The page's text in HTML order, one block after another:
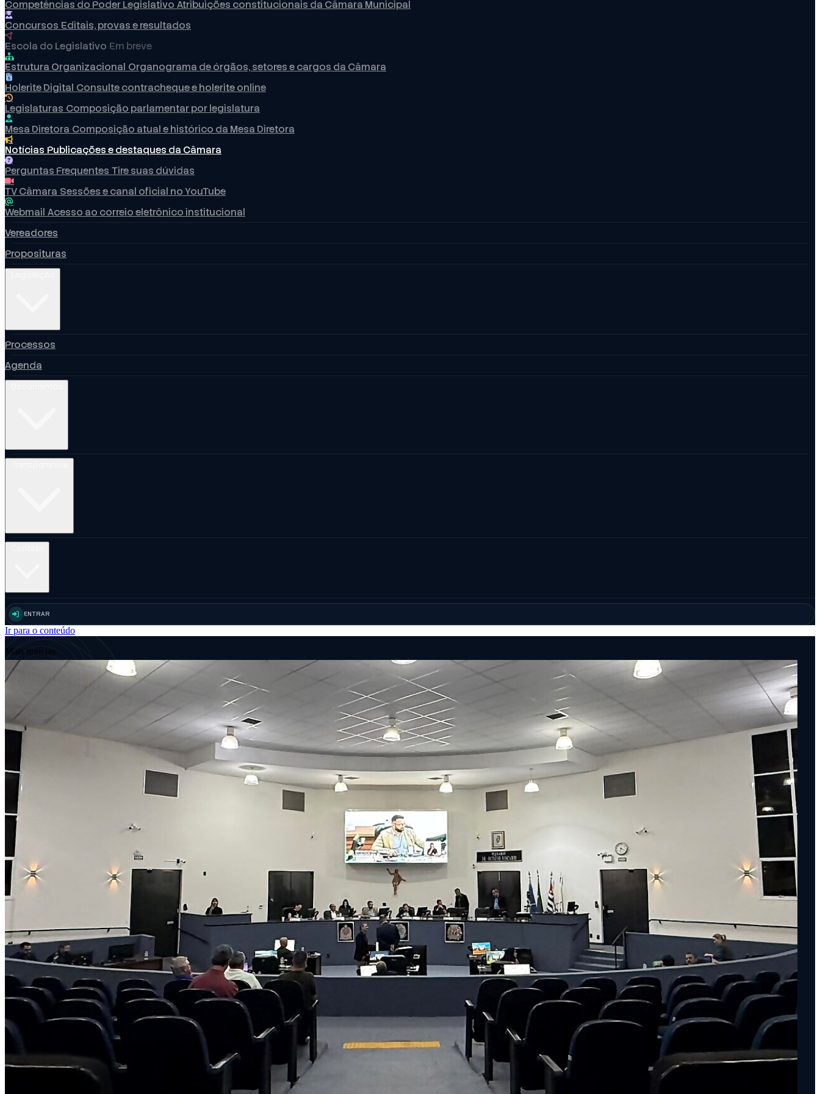
Competências do Poder Legislativo Atribuições constitucionais da Câmara Municipal
Concursos Editais, provas e resultados
Escola do Legislativo Em breve
Estrutura Organizacional Organograma de órgãos, setores e cargos da Câmara
Holerite Digital Consulte contracheque e holerite online
Legislaturas Composição parlamentar por legislatura
Mesa Diretora Composição atual e histórico da Mesa Diretora
Notícias Publicações e destaques da Câmara
Perguntas Frequentes Tire suas dúvidas
TV Câmara Sessões e canal oficial no YouTube
Webmail Acesso ao correio eletrônico institucional
Vereadores
Proposituras
Processos
Agenda
ENTRAR
Ir para o conteúdo
Mais notícias